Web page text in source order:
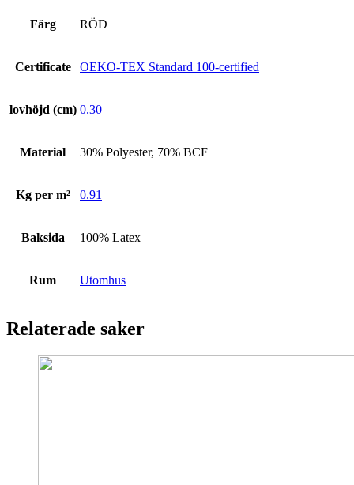
Färg RÖD
Certificate OEKO-TEX Standard 100-certified
lovhöjd (cm) 0.30
Material 30% Polyester, 70% BCF
Kg per m² 0.91
Baksida 100% Latex
Rum Utomhus
Relaterade saker